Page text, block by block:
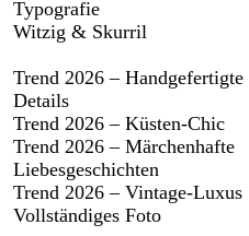
Typografie
Witzig & Skurril
Trend 2026 – Handgefertigte
Details
Trend 2026 – Küsten-Chic
Trend 2026 – Märchenhafte
Liebesgeschichten
Trend 2026 – Vintage-Luxus
Vollständiges Foto